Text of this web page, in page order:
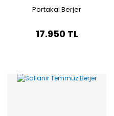
Portakal Berjer
17.950 TL